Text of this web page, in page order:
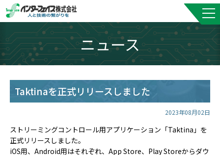
ニュース
Taktinaを正式リリースしました
2023年08月02日
ストリーミングコントロール用アプリケーション「Taktina」を
正式リリースしました。
iOS用、Android用はそれぞれ、App Store、Play Storeからダウ